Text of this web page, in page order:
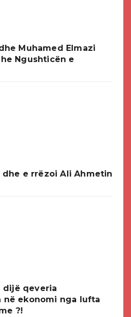
Muhamed Elmazi
Ngushticën e
e rrëzoi Ali Ahmetin
dijë qeveria
ekonomi nga lufta
?!